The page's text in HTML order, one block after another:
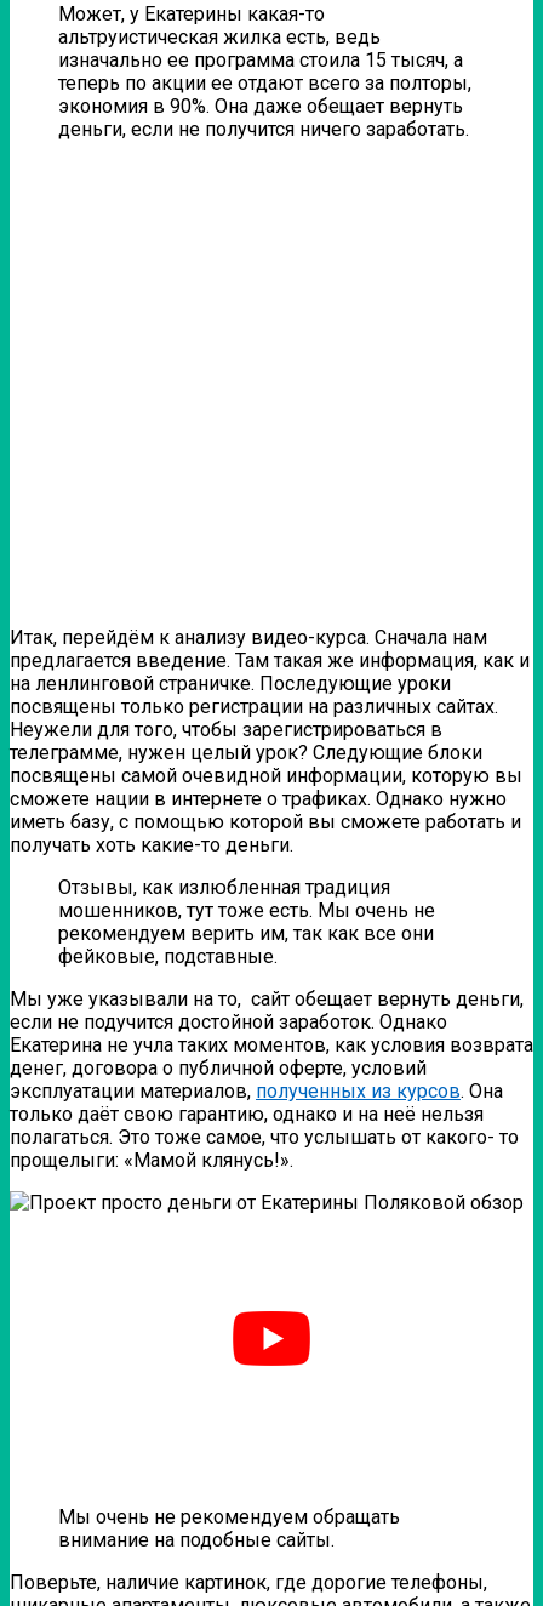
Может, у Екатерины какая-то
альтруистическая жилка есть, ведь
изначально ее программа стоила 15 тысяч, а
теперь по акции ее отдают всего за полторы,
экономия в 90%. Она даже обещает вернуть
деньги, если не получится ничего заработать.
Итак, перейдём к анализу видео-курса. Сначала нам
предлагается введение. Там такая же информация, как и
на ленлинговой страничке. Последующие уроки
посвящены только регистрации на различных сайтах.
Неужели для того, чтобы зарегистрироваться в
телеграмме, нужен целый урок? Следующие блоки
посвящены самой очевидной информации, которую вы
сможете нации в интернете о трафиках. Однако нужно
иметь базу, с помощью которой вы сможете работать и
получать хоть какие-то деньги.
Отзывы, как излюбленная традиция
мошенников, тут тоже есть. Мы очень не
рекомендуем верить им, так как все они
фейковые, подставные.
Мы уже указывали на то, сайт обещает вернуть деньги,
если не подучится достойной заработок. Однако
Екатерина не учла таких моментов, как условия возврата
денег, договора о публичной оферте, условий
эксплуатации материалов, полученных из курсов. Она
только даёт свою гарантию, однако и на неё нельзя
полагаться. Это тоже самое, что услышать от какого- то
прощелыги: «Мамой клянусь!».
Мы очень не рекомендуем обращать
внимание на подобные сайты.
Поверьте, наличие картинок, где дорогие телефоны,